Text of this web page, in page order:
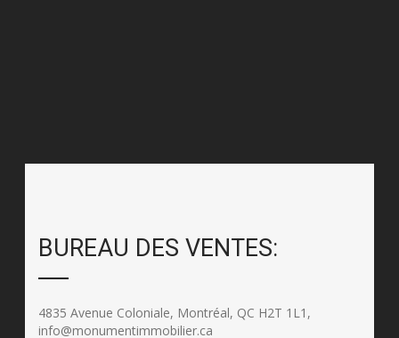
BUREAU DES VENTES:
4835 Avenue Coloniale, Montréal, QC H2T 1L1,
info@monumentimmobilier.ca